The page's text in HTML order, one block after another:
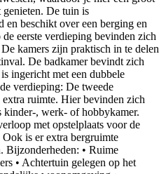
genieten. De tuin is
en beschikt over een berging en
eerste verdieping bevinden zich
kamers zijn praktisch in te delen
De badkamer bevindt zich
ingericht met een dubbele
verdieping: De tweede
ruimte. Hier bevinden zich
kinder-, werk- of hobbykamer.
met opstelplaats voor de
is er extra bergruimte
Bijzonderheden: • Ruime
• Achtertuin gelegen op het